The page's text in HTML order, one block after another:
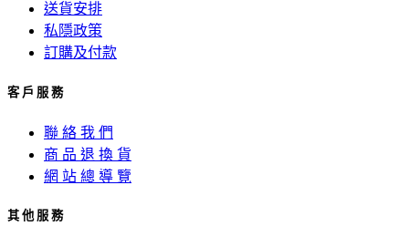
送貨安排
私隱政策
訂購及付款
客 戶 服 務
聯 絡 我 們
商 品 退 換 貨
網 站 總 導 覽
其 他 服 務